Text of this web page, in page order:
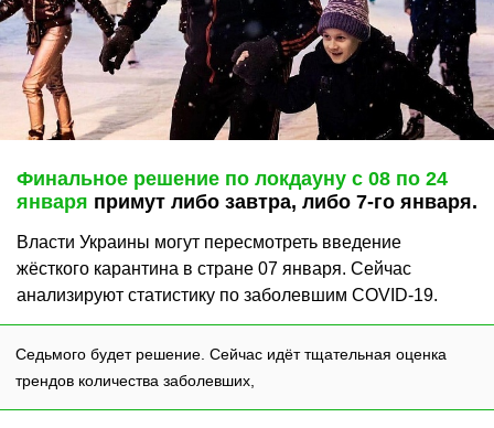
Финальное решение по локдауну с 08 по 24
января примут либо завтра, либо 7-го января.
Власти Украины могут пересмотреть введение
жёсткого карантина в стране 07 января. Сейчас
анализируют статистику по заболевшим COVID-19.
Седьмого будет решение. Сейчас идёт тщательная оценка
трендов количества заболевших,